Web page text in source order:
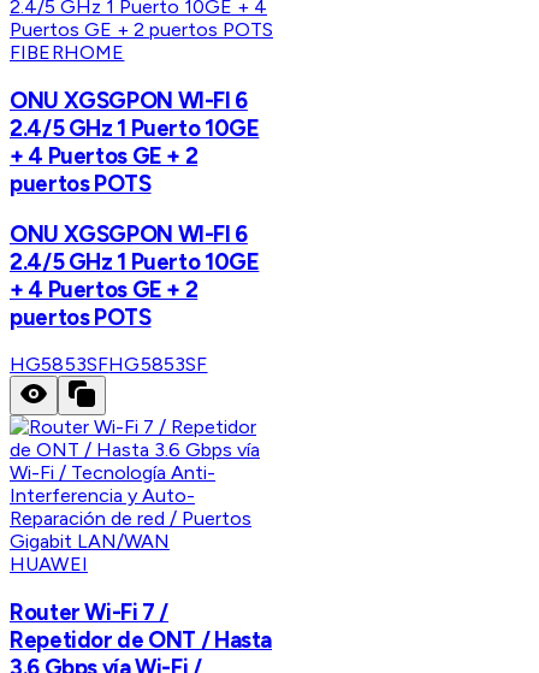
FIBERHOME
ONU XGSGPON WI-FI 6
2.4/5 GHz 1 Puerto 10GE
+ 4 Puertos GE + 2
puertos POTS
ONU XGSGPON WI-FI 6
2.4/5 GHz 1 Puerto 10GE
+ 4 Puertos GE + 2
puertos POTS
HG5853SFHG5853SF
HUAWEI
Router Wi-Fi 7 /
Repetidor de ONT / Hasta